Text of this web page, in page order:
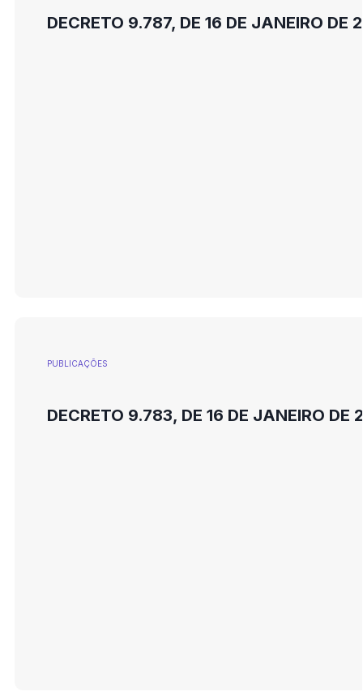
DECRETO 9.787, DE 16 DE JANEIRO DE
PUBLICAÇÕES
DECRETO 9.783, DE 16 DE JANEIRO DE